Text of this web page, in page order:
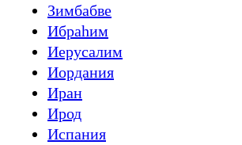
Зимбабве
Ибраһим
Иерусалим
Иордания
Иран
Ирод
Испания